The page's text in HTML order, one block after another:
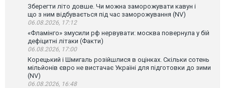
Зберегти літо довше. Чи можна заморожувати кавун і
що з ним відбувається під час заморожування (NV)
06.08.2026, 17:12
«Фламінго» змусили рф нервувати: москва повернула у бій
дефіцитні літаки (Факти)
06.08.2026, 17:00
Корецький і Шмигаль розійшлися в оцінках. Скільки сотень
мільйонів євро не вистачає Україні для підготовки до зими
(NV)
06.08.2026, 16:48